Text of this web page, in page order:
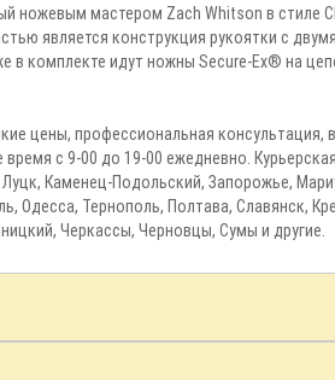
ножевым мастером Zach Whitson в стиле
является конструкция рукоятки с
в комплекте идут ножны Secure-Ex® на
цены, профессиональная
с 9-00 до 19-00 ежедневно.
Каменец-Подольский, Запорожье,
Одесса, Тернополь, Полтава, Славянск,
Черкассы, Черновцы, Сумы и другие.